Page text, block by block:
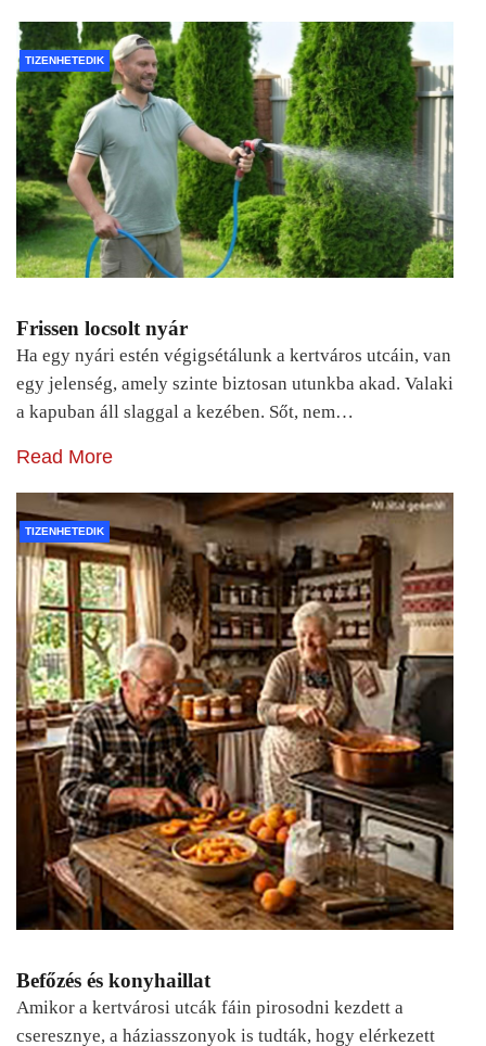
TIZENHETEDIK
Frissen locsolt nyár
Ha egy nyári estén végigsétálunk a kertváros utcáin, van
egy jelenség, amely szinte biztosan utunkba akad. Valaki
a kapuban áll slaggal a kezében. Sőt, nem…
Read More
TIZENHETEDIK
Befőzés és konyhaillat
Amikor a kertvárosi utcák fáin pirosodni kezdett a
cseresznye, a háziasszonyok is tudták, hogy elérkezett